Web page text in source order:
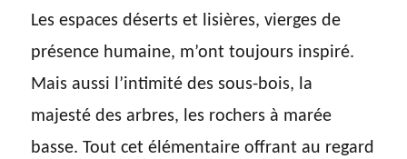
Les espaces déserts et lisières, vierges de
présence humaine, m’ont toujours inspiré.
Mais aussi l’intimité des sous-bois, la
majesté des arbres, les rochers à marée
basse. Tout cet élémentaire offrant au regard